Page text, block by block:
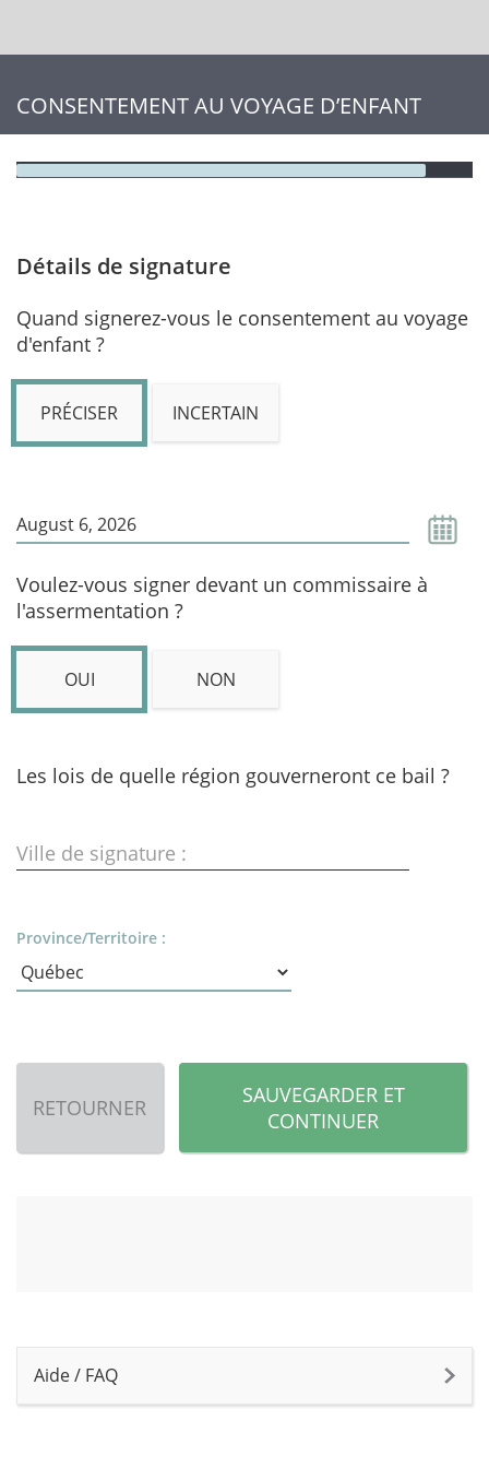
CONSENTEMENT AU VOYAGE D’ENFANT
Détails de signature
Quand signerez-vous le consentement au voyage
d'enfant ?
PRÉCISER INCERTAIN
Voulez-vous signer devant un commissaire à
l'assermentation ?
OUI NON
Les lois de quelle région gouverneront ce bail ?
Ville de signature :
Province/Territoire :
RETOURNER
SAUVEGARDER ET
CONTINUER
Aide / FAQ